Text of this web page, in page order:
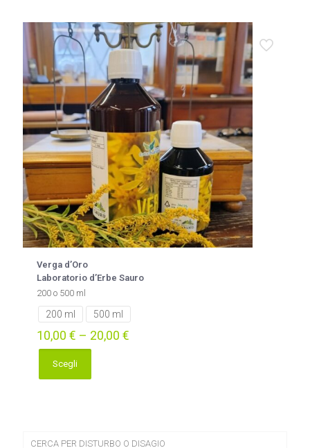
più
varianti.
opzioni
possono
essere
scelte
nella
pagina
del
prodotto
Verga d’Oro
Laboratorio d’Erbe Sauro
200 o 500 ml
200 ml 500 ml
10,00 € – 20,00 €
Scegli
Questo
prodotto
CERCA PER DISTURBO O DISAGIO